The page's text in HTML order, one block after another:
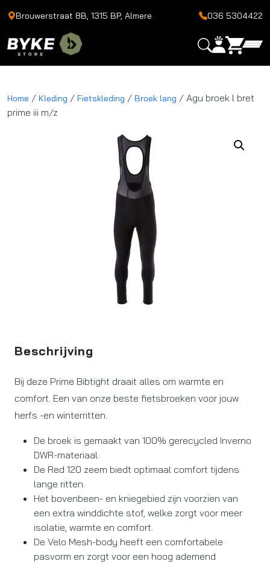
Brouwerstraat 8B, 1315 BP, Almere 036 5304422
Home / Kleding / Fietskleding / Broek lang / Agu broek l bret
prime iii m/z
Beschrijving
Bij deze Prime Bibtight draait alles om warmte en
comfort. Een van onze beste fietsbroeken voor jouw
herfs -en winterritten.
De broek is gemaakt van 100% gerecycled Inverno
DWR-materiaal.
De Red 120 zeem biedt optimaal comfort tijdens
lange ritten.
Het bovenbeen- en kniegebied zijn voorzien van
een extra winddichte stof, welke zorgt voor meer
isolatie, warmte en comfort.
De Velo Mesh-body heeft een comfortabele
pasvorm en zorgt voor een hoog ademend